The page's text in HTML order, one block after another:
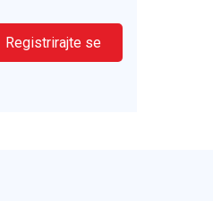
Registrirajte se